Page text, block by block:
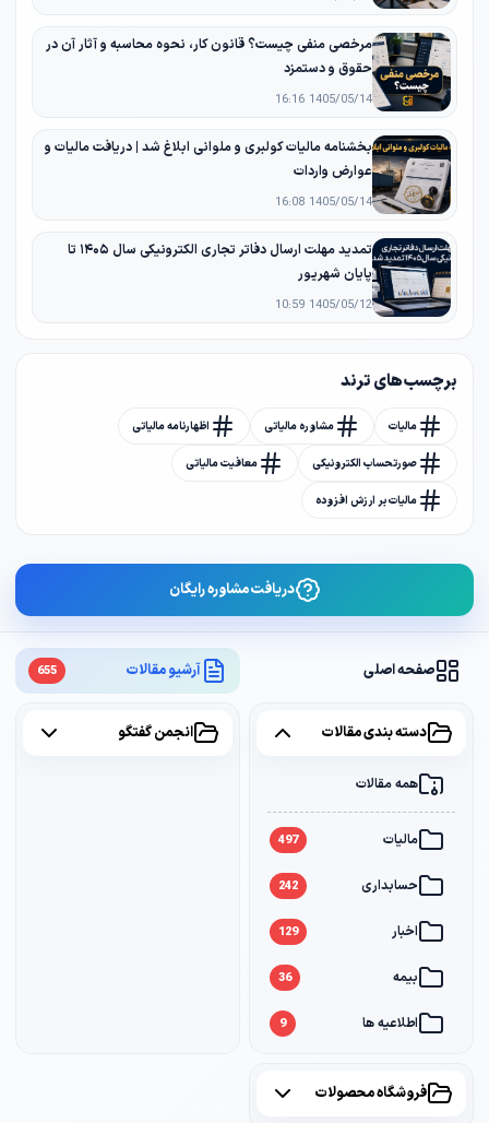
صفحه اصلی آرشیو مقالات 655
دسته بندی مقالات
همه مقالات
مالیات 497
حسابداری 242
اخبار 129
بیمه 36
اطلاعیه ها 9
انجمن گفتگو
فروشگاه محصولات
مرخصی منفی چیست؟ قانون کار، نحوه محاسبه و آثار آن در
حقوق و دستمزد
1405/05/14 16:16
بخشنامه مالیات کولبری و ملوانی ابلاغ شد | دریافت مالیات و
عوارض واردات
1405/05/14 16:08
تمدید مهلت ارسال دفاتر تجاری الکترونیکی سال ۱۴۰۵ تا
پایان شهریور
1405/05/12 10:59
برچسب های ترند
مالیات مشاوره مالیاتی اظهارنامه مالیاتی
صورتحساب الکترونیکی معافیت مالیاتی
مالیات بر ارزش افزوده
دریافت مشاوره رایگان